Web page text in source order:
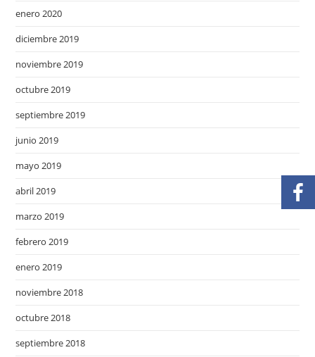
enero 2020
diciembre 2019
noviembre 2019
octubre 2019
septiembre 2019
junio 2019
mayo 2019
abril 2019
marzo 2019
febrero 2019
enero 2019
noviembre 2018
octubre 2018
septiembre 2018